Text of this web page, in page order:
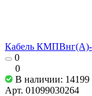
Кабель КМПВнг(А)-
0
0
В наличии: 14199
Арт. 01099030264